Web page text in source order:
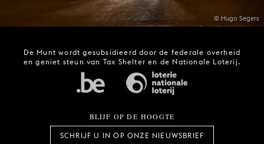
© Hugo Segers
De Munt wordt gesubsidieerd door de federale overheid
en geniet steun van Tax Shelter en de Nationale Loterij.
BLIJF OP DE HOOGTE
SCHRIJF U IN OP ONZE NIEUWSBRIEF